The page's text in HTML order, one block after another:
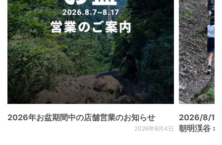
2026年お盆期間中の店舗営業のお知らせ
2026年8月4日
2026/8/
朝明渓谷 ×